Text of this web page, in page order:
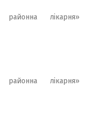
лікарня»
лікарня»